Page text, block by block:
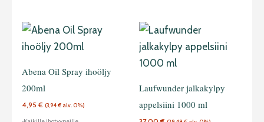
Abena Oil Spray ihoöljy
200ml
4,95€ (3,94€ alv. 0%)
Laufwunder jalkakylpy
appelsiini 1000 ml